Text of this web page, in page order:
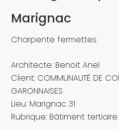
Marignac
Charpente fermettes
Architecte: Benoit Anel
Client: COMMUNAUTÉ DE
GARONNAISES
Lieu: Marignac 31
Rubrique: Bâtiment tertiaire